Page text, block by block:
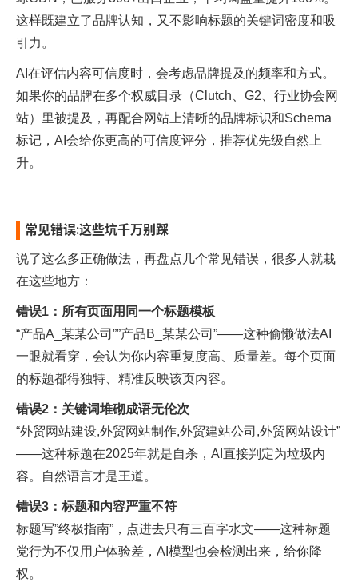
这样既建立了品牌认知，又不影响标题的关键词密度和吸
引力。​
AI在评估内容可信度时，会考虑品牌提及的频率和方式。
如果你的品牌在多个权威目录（Clutch、G2、行业协会网
站）里被提及，再配合网站上清晰的品牌标识和Schema
标记，AI会给你更高的可信度评分，推荐优先级自然上
升。​
常见错误:这些坑千万别踩
说了这么多正确做法，再盘点几个常见错误，很多人就栽
在这些地方：
错误1：所有页面用同一个标题模板
“产品A_某某公司””产品B_某某公司”——这种偷懒做法AI
一眼就看穿，会认为你内容重复度高、质量差。每个页面
的标题都得独特、精准反映该页内容。​
错误2：关键词堆砌成语无伦次
“外贸网站建设,外贸网站制作,外贸建站公司,外贸网站设计”
——这种标题在2025年就是自杀，AI直接判定为垃圾内
容。自然语言才是王道。​
错误3：标题和内容严重不符
标题写”终极指南”，点进去只有三百字水文——这种标题
党行为不仅用户体验差，AI模型也会检测出来，给你降
权。​